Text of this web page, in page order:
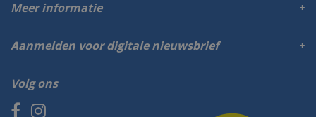
Volg ons
Meer informatie
Aanmelden voor digitale nieuwsbrief